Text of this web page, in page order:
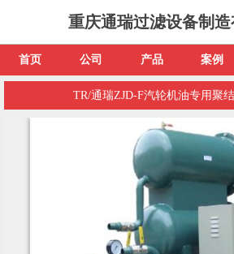
重庆通瑞过滤设备制造
首页 公司 产品 案例
TR/通瑞ZJD-F汽轮机油专用聚